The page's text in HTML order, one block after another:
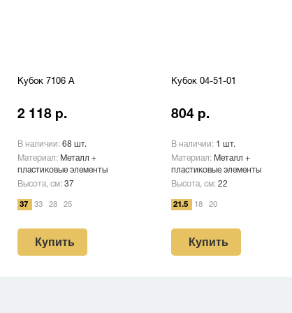
Кубок 7106 A
2 118 р.
В наличии: 68 шт.
Материал: Металл +
пластиковые элементы
Высота, см: 37
37 33 28 25
Купить
Кубок 04-51-01
804 р.
В наличии: 1 шт.
Материал: Металл +
пластиковые элементы
Высота, см: 22
21.5 18 20
Купить